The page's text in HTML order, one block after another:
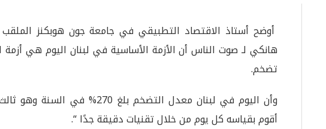
أوضح أستاذ الاقتصاد التطبيقي في جامعة جون هوبكنز الملقب
هانكي لـ صوت الناس أن الأزمة الأساسية في لبنان اليوم هي أزمة
تضخم.
وأن اليوم في لبنان معدل التضخم
أقوم بقياسه كل يوم من خلال تقنيات دقيقة جدًا “.